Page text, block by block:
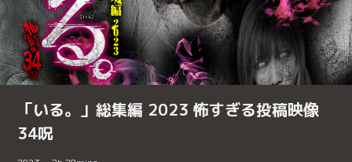
「いる。」総集編 2023 怖すぎる投稿映像
34呪